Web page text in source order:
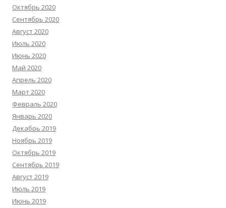
Октябрь 2020
Сентябрь 2020
Август 2020
Июль 2020
Июнь 2020
Май 2020
Апрель 2020
Март 2020
Февраль 2020
Январь 2020
Декабрь 2019
Ноябрь 2019
Октябрь 2019
Сентябрь 2019
Август 2019
Июль 2019
Июнь 2019